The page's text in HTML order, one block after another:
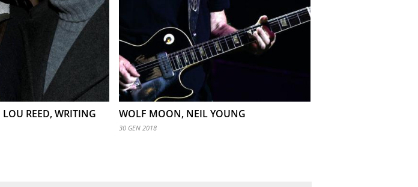
REED, WRITING
WOLF MOON, NEIL YOUNG
30 GEN 2018